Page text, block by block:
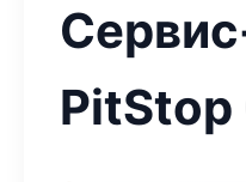
PitStop